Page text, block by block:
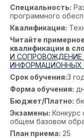
Специальность:
программного
Квалификация:
Читайте
квалификации в
И СОПРОВОЖДЕНИЕ
ИНФОРМАЦИОННЫХ
Срок обучения:3
Форма обучения:
Бюджет/Платно:
Экзамены: Конкурс
общем базовом
План приема: 25